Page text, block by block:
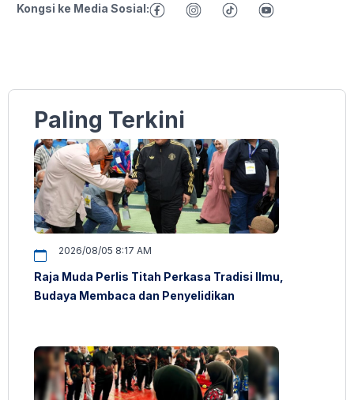
Kongsi ke Media Sosial:
Paling Terkini
2026/08/05 8:17 AM
Raja Muda Perlis Titah Perkasa Tradisi Ilmu,
Budaya Membaca dan Penyelidikan